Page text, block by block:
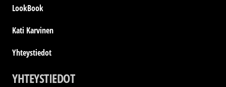
LookBook
Kati Karvinen
Yhteystiedot
YHTEYSTIEDOT